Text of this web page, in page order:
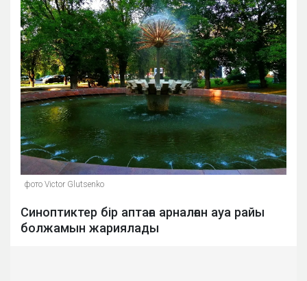
фото Victor Glutsenko
Синоптиктер бір аптаға арналған ауа райы
болжамын жариялады